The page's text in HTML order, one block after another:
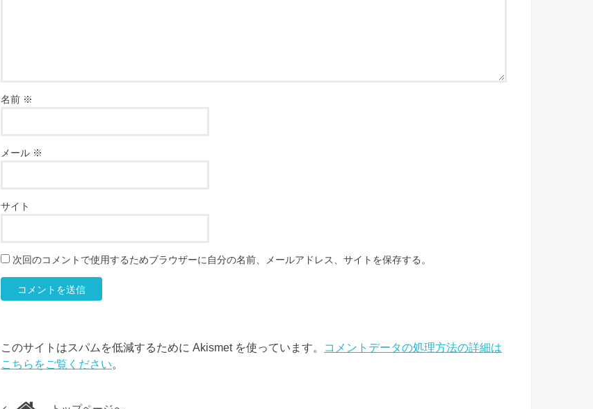
名前 ※
メール ※
サイト
次回のコメントで使用するためブラウザーに自分の名前、メールアドレス、サイトを保存する。
このサイトはスパムを低減するために Akismet を使っています。
コメントデータの処理方法の詳細は
こちらをご覧ください。